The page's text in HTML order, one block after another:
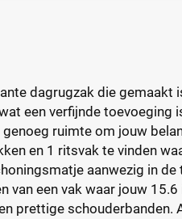
dagrugzak die gemaakt
een verfijnde toevoeging
ruimte om jouw
en 1 ritsvak te vinden
aanwezig in
van een vak waar jouw
prettige schouderbanden.